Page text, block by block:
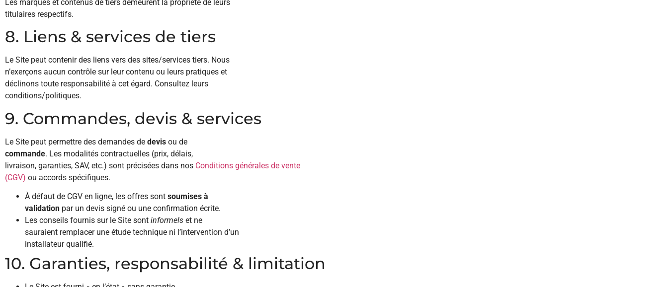
Les marques et contenus de tiers demeurent la propriété de leurs
titulaires respectifs.
8. Liens & services de tiers
Le Site peut contenir des liens vers des sites/services tiers. Nous
n’exerçons aucun contrôle sur leur contenu ou leurs pratiques et
déclinons toute responsabilité à cet égard. Consultez leurs
conditions/politiques.
9. Commandes, devis & services
Le Site peut permettre des demandes de devis ou de
commande. Les modalités contractuelles (prix, délais,
livraison, garanties, SAV, etc.) sont précisées dans nos Conditions générales de vente
(CGV) ou accords spécifiques.
À défaut de CGV en ligne, les offres sont soumises à
validation par un devis signé ou une confirmation écrite.
Les conseils fournis sur le Site sont informels et ne
sauraient remplacer une étude technique ni l’intervention d’un
installateur qualifié.
10. Garanties, responsabilité & limitation